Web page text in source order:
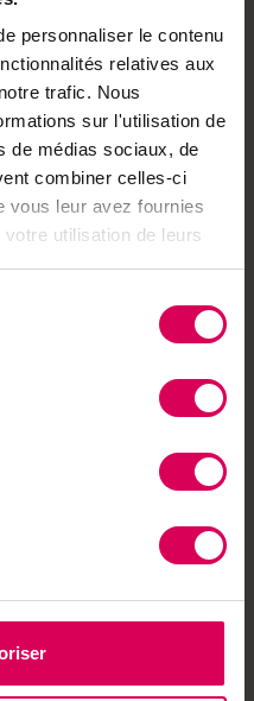
personnaliser le contenu
relatives aux
trafic. Nous
sur l'utilisation de
de médias sociaux, de
combiner celles-ci
vous leur avez fournies
utilisation de leurs
de terre meurent,
sol suffoque
Agriculture
Berne comme
d'honneur, le
Concours est
tension
valorise non pas les
fruits, mais les feuilles